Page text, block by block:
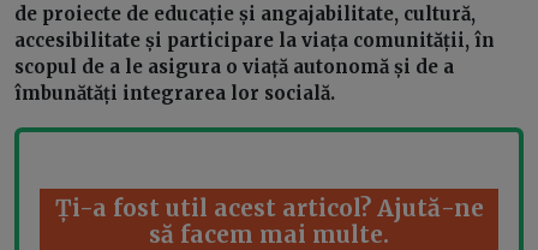
de proiecte de educație și angajabilitate, cultură,
accesibilitate și participare la viața comunității, în
scopul de a le asigura o viață autonomă și de a
îmbunătăți integrarea lor socială.
Ți-a fost util acest articol? Ajută-ne
să facem mai multe.